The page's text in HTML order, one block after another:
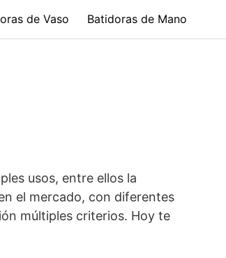
de Vaso Batidoras de Mano
usos, entre ellos la
el mercado, con diferentes
múltiples criterios. Hoy te